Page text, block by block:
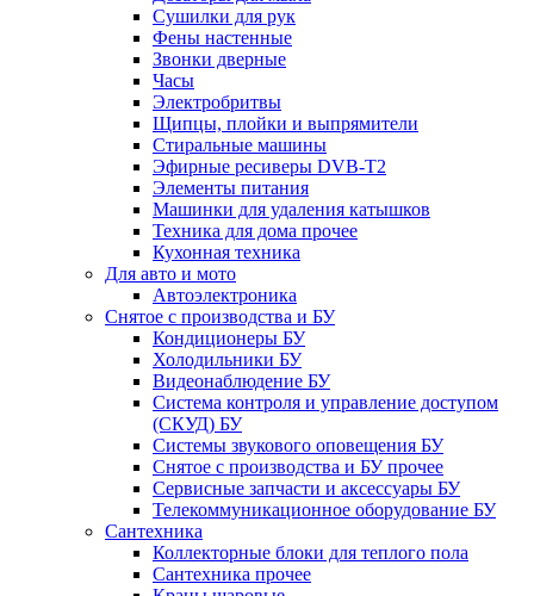
Сушилки для рук
Фены настенные
Звонки дверные
Часы
Электробритвы
Щипцы, плойки и выпрямители
Стиральные машины
Эфирные ресиверы DVB-T2
Элементы питания
Машинки для удаления катышков
Техника для дома прочее
Кухонная техника
Для авто и мото
Автоэлектроника
Снятое с производства и БУ
Кондиционеры БУ
Холодильники БУ
Видеонаблюдение БУ
Система контроля и управление доступом
(СКУД) БУ
Системы звукового оповещения БУ
Снятое с производства и БУ прочее
Сервисные запчасти и аксессуары БУ
Телекоммуникационное оборудование БУ
Сантехника
Коллекторные блоки для теплого пола
Сантехника прочее